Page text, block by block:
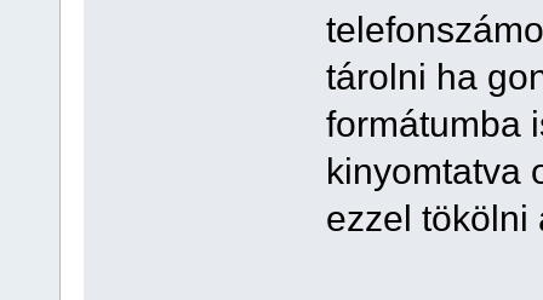
tárolni ha
formátumba
kinyomtatva
ezzel tökölni